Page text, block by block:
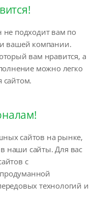
не подходит вам по
вашей компании.
вам нравится, а
можно легко
сайтом.
сайтов на рынке,
наши сайты. Для вас
с
технологий и